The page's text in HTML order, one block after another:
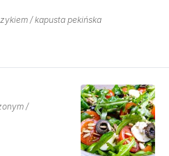
/ kapusta pekińska
/